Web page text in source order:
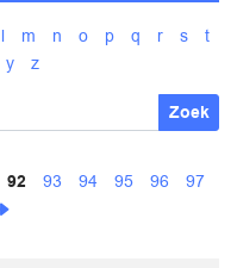
92 93 94 95 96
97
l m n o p q r s
t
y z
Zoek